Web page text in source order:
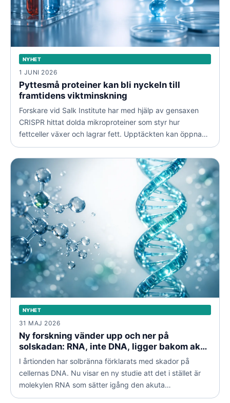
NYHET
1 JUNI 2026
Pyttesmå proteiner kan bli nyckeln till
framtidens viktminskning
Forskare vid Salk Institute har med hjälp av gensaxen
CRISPR hittat dolda mikroproteiner som styr hur
fettceller växer och lagrar fett. Upptäckten kan öppna
dörren till nya och mer träffsäkra behandlingar mot
fetma.
NYHET
31 MAJ 2026
Ny forskning vänder upp och ner på
solskadan: RNA, inte DNA, ligger bakom akut
solbränna
I årtionden har solbränna förklarats med skador på
cellernas DNA. Nu visar en ny studie att det i stället är
molekylen RNA som sätter igång den akuta
inflammationen i huden.